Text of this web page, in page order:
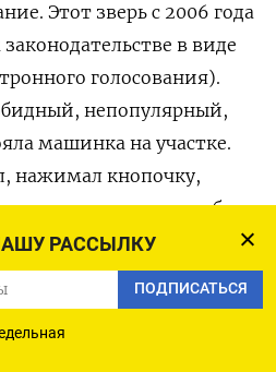
РАССЫЛКУ
ПОДПИСАТЬСЯ
Этот зверь с 2006 года
в виде
голосования).
непопулярный,
машинка на участке.
нажимал кнопочку,
там что-то у себя
чек, по которому
мог проверить.
голоса исчезают без